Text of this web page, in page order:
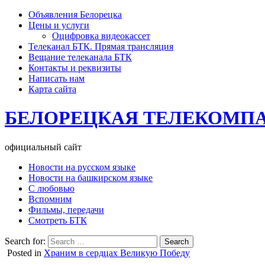
Объявления Белорецка
Цены и услуги
Оцифровка видеокассет
Телеканал БТК. Прямая трансляция
Вещание телеканала БТК
Контакты и реквизиты
Написать нам
Карта сайта
БЕЛОРЕЦКАЯ
официальный сайт
Новости на русском языке
Новости на башкирском языке
С любовью
Вспомним
Фильмы, передачи
Смотреть БТК
Search for:
Posted in Храним в сердцах Великую Победу